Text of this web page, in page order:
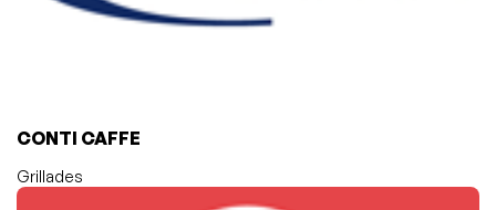
CONTI CAFFE
Grillades